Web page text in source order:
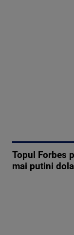
Topul Forbes
mai putini